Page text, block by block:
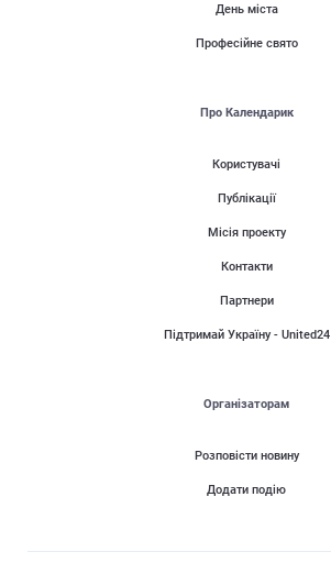
День міста
Професійне свято
Про Календарик
Користувачі
Публікації
Місія проекту
Контакти
Партнери
Підтримай Україну - United24
Організаторам
Розповісти новину
Додати подію